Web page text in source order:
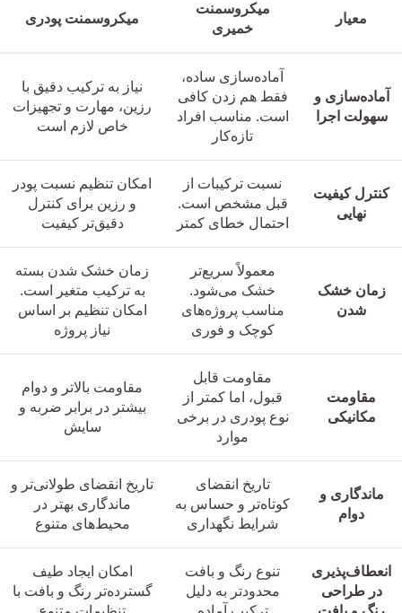
معیار
میکروسمنت
خمیری
میکروسمنت پودری
آماده‌سازی و
سهولت اجرا
آماده‌سازی ساده،
فقط هم زدن کافی
است. مناسب افراد
تازه‌کار
نیاز به ترکیب دقیق با
رزین، مهارت و تجهیزات
خاص لازم است
کنترل کیفیت
نهایی
نسبت ترکیبات از
قبل مشخص است.
احتمال خطای کمتر
امکان تنظیم نسبت پودر
و رزین برای کنترل
دقیق‌تر کیفیت
زمان خشک
شدن
معمولاً سریع‌تر
خشک می‌شود.
مناسب پروژه‌های
کوچک و فوری
زمان خشک شدن بسته
به ترکیب متغیر است.
امکان تنظیم بر اساس
نیاز پروژه
مقاومت
مکانیکی
مقاومت قابل
قبول، اما کمتر از
نوع پودری در برخی
موارد
مقاومت بالاتر و دوام
بیشتر در برابر ضربه و
سایش
ماندگاری و
دوام
تاریخ انقضای
کوتاه‌تر و حساس به
شرایط نگهداری
تاریخ انقضای طولانی‌تر و
ماندگاری بهتر در
محیط‌های متنوع
انعطاف‌پذیری
در طراحی
تنوع رنگ و بافت
محدودتر به دلیل
امکان ایجاد طیف
گسترده‌تر رنگ و بافت با